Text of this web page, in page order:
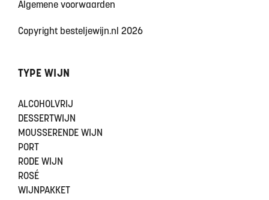
Algemene voorwaarden
Copyright besteljewijn.nl 2026
TYPE WIJN
ALCOHOLVRIJ
DESSERTWIJN
MOUSSERENDE WIJN
PORT
RODE WIJN
ROSÉ
WIJNPAKKET